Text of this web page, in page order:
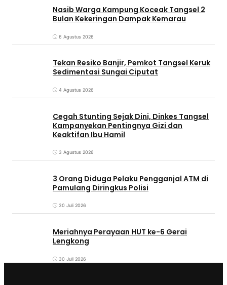
Nasib Warga Kampung Koceak Tangsel 2
Bulan Kekeringan Dampak Kemarau
6 Agustus 2026
Tekan Resiko Banjir, Pemkot Tangsel Keruk
Sedimentasi Sungai Ciputat
4 Agustus 2026
Cegah Stunting Sejak Dini, Dinkes Tangsel
Kampanyekan Pentingnya Gizi dan
Keaktifan Ibu Hamil
3 Agustus 2026
3 Orang Diduga Pelaku Pengganjal ATM di
Pamulang Diringkus Polisi
30 Juli 2026
Meriahnya Perayaan HUT ke-6 Gerai
Lengkong
30 Juli 2026